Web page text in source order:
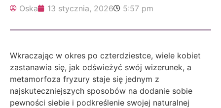
Oska 13 stycznia, 2026 5:57 pm
Wkraczając w okres po czterdziestce, wiele kobiet
zastanawia się, jak odświeżyć swój wizerunek, a
metamorfoza fryzury staje się jednym z
najskuteczniejszych sposobów na dodanie sobie
pewności siebie i podkreślenie swojej naturalnej